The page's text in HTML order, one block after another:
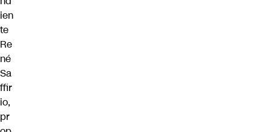
ien
te
Re
né
Sa
ffir
io,
pr